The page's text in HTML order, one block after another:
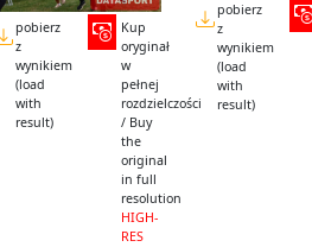
pobierz
z
wynikiem
(load
with
result)
Kup
oryginał
w
pełnej
rozdzielczości
/ Buy
the
original
in full
resolution
HIGH-
RES
pobierz
z
wynikiem
(load
with
result)